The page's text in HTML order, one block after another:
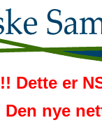
Dette er
Den nye